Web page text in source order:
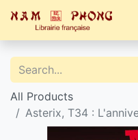
All Products
Asterix, T34 :